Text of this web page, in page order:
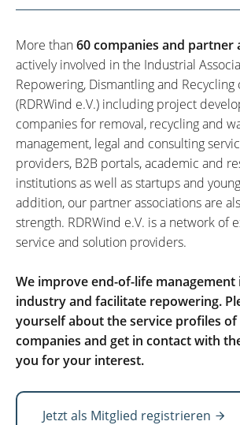
More than60 companies and partner
actively involved in the Industrial
Repowering, Dismantling and
(RDRWind e.V.) including project
companies for removal, recycling and
management, legal and consulting
providers, B2B portals, academic and
institutions as well as startups and
addition, our partner associations are
strength. RDRWind e.V. is a network of
service and solution providers.
We improve end-of-life management
industry and facilitate repowering.
yourself about the service profiles
companies and get in contact with
you for your interest.
Jetzt als Mitglied registrieren